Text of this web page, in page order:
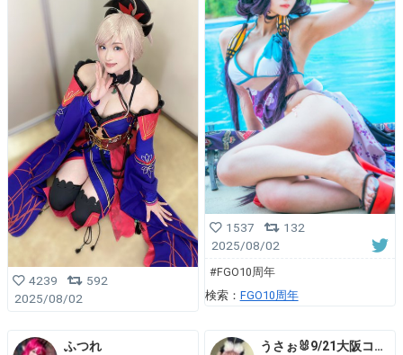
4239
592
2025/08/02
1537
132
2025/08/02
#FGO10周年
検索： FGO10周年
ふつれ
うさぉ🐰9/21大阪コスコン